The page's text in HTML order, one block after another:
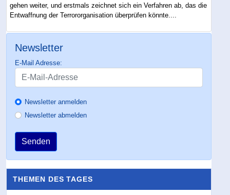
gehen weiter, und erstmals zeichnet sich ein Verfahren ab, das die
Entwaffnung der Terrororganisation überprüfen könnte....
Newsletter
E-Mail Adresse:
Newsletter anmelden
Newsletter abmelden
Senden
THEMEN DES TAGES